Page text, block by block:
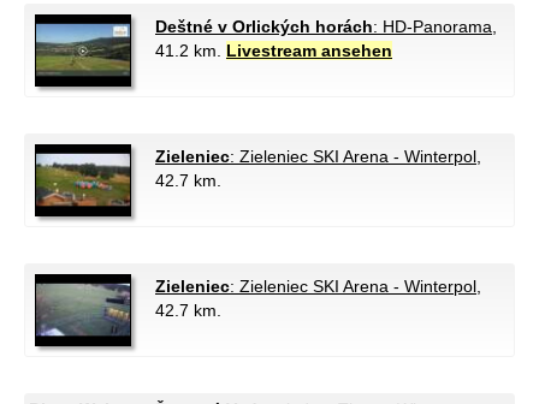
Deštné v Orlických horách: HD-Panorama
41.2 km. Livestream ansehen
Zieleniec: Zieleniec SKI Arena - Winterpol
42.7 km.
Zieleniec: Zieleniec SKI Arena - Winterpol
42.7 km.